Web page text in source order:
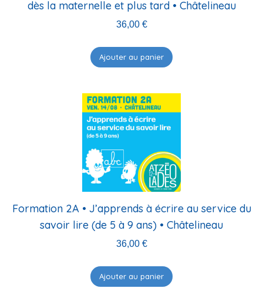
dès la maternelle et plus tard • Châtelineau
36,00 €
Ajouter au panier
Formation 2A • J’apprends à écrire au service du
savoir lire (de 5 à 9 ans) • Châtelineau
36,00 €
Ajouter au panier